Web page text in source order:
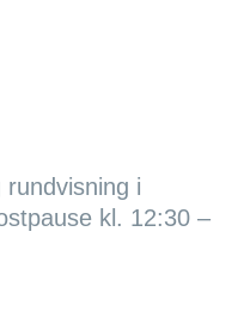
i
kl. 12:30 –